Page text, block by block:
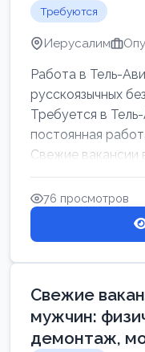
Требуются
Иерусалим
Работа в Тель-
русскоязычных
Требуется в
постоянная
Свежие вакансии
женщин от хозя...
76 просмотров
Свежие
мужчин:
демонтаж,